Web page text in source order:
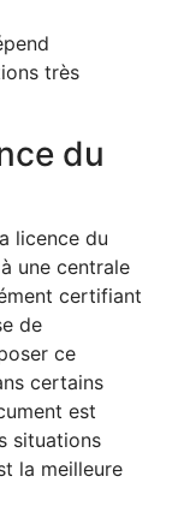
très
du
licence du
une centrale
certifiant
de
ce
certains
est
situations
la meilleure